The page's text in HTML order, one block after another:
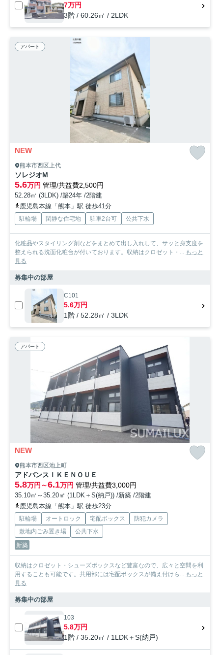
7万円
3階 / 60.26㎡ / 2LDK
アパート
NEW
熊本市西区上代
ソレジオM
5.6万円 管理/共益費2,500円
52.28㎡ (3LDK) /築24年 /2階建
鹿児島本線「熊本」駅 徒歩41分
駐輪場 閑静な住宅地 駐車2台可 公共下水
化粧品やスタイリング剤などをまとめて出し入れして、サッと身支度を
整えられる洗面化粧台が付いております。収納はクロゼット・...
もっと
見る
募集中の部屋
C101
5.6万円
1階 / 52.28㎡ / 3LDK
アパート
NEW
熊本市西区池上町
アドバンスＩＫＥＮＯＵＥ
5.8万円～6.1万円 管理/共益費3,000円
35.10㎡～35.20㎡ (1LDK＋S(納戸)) /新築 /2階建
鹿児島本線「熊本」駅 徒歩23分
駐輪場 オートロック 宅配ボックス
防犯カメラ
敷地内ごみ置き場
公共下水
新築
収納はクロゼット・シューズボックスなど豊富なので、広々と空間を利
用することも可能です。共用部には宅配ボックスが備え付けら... もっと
見る
募集中の部屋
103
5.8万円
1階 / 35.20㎡ / 1LDK＋S(納戸)